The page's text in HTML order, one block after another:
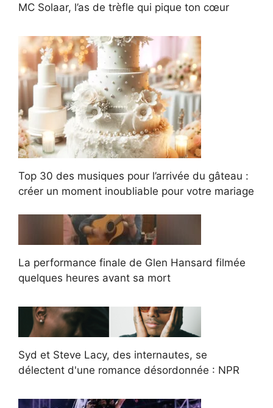
MC Solaar, l’as de trèfle qui pique ton cœur
Top 30 des musiques pour l’arrivée du gâteau :
créer un moment inoubliable pour votre mariage
La performance finale de Glen Hansard filmée
quelques heures avant sa mort
Syd et Steve Lacy, des internautes, se
délectent d'une romance désordonnée : NPR